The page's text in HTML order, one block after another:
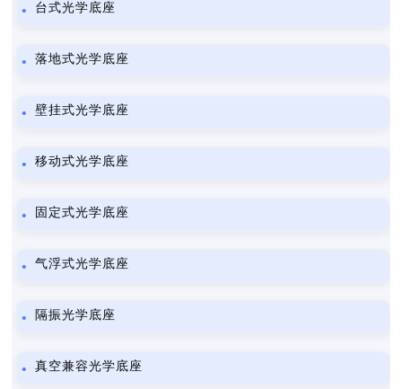
台式光学底座
落地式光学底座
壁挂式光学底座
移动式光学底座
固定式光学底座
气浮式光学底座
隔振光学底座
真空兼容光学底座